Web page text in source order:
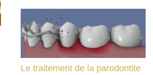
Le traitement de la parodontite